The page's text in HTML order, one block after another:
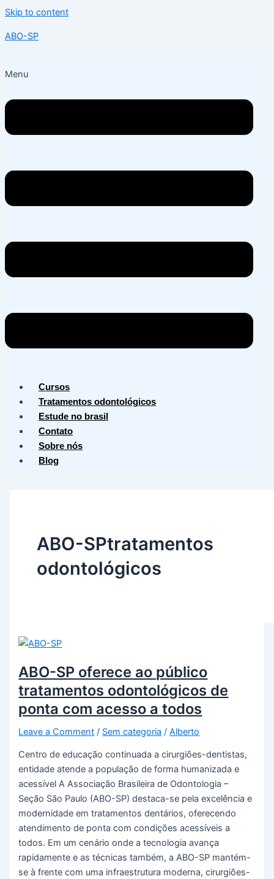
Skip to content
ABO-SP
Menu
Cursos
Tratamentos odontológicos
Estude no brasil
Contato
Sobre nós
Blog
ABO-SPtratamentos
odontológicos
ABO-SP oferece ao público
tratamentos odontológicos de
ponta com acesso a todos
Leave a Comment / Sem categoria /Alberto
Centro de educação continuada a cirurgiões-dentistas,
entidade atende a população de forma humanizada e
acessível A Associação Brasileira de Odontologia –
Seção São Paulo (ABO-SP) destaca-se pela excelência e
modernidade em tratamentos dentários, oferecendo
atendimento de ponta com condições acessíveis a
todos. Em um cenário onde a tecnologia avança
rapidamente e as técnicas também, a ABO-SP mantém-
se à frente com uma infraestrutura moderna, cirurgiões-